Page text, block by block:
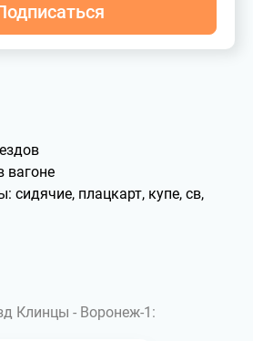
вагоне
сидячие, плацкарт, купе, св,
Клинцы - Воронеж-1: